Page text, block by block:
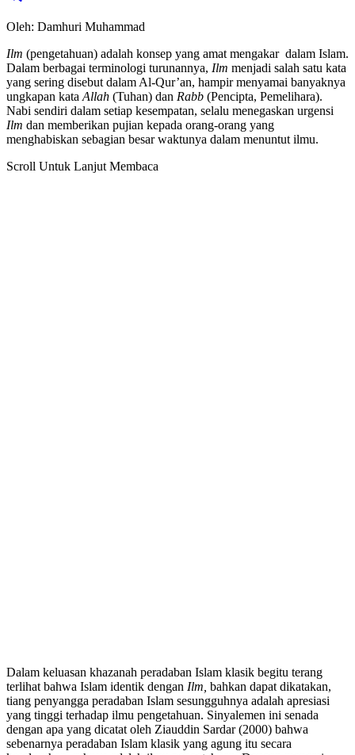
Oleh: Damhuri Muhammad
Ilm (pengetahuan) adalah konsep yang amat mengakar dalam Islam.
Dalam berbagai terminologi turunannya, Ilm menjadi salah satu kata
yang sering disebut dalam Al-Qur’an, hampir menyamai banyaknya
ungkapan kata Allah (Tuhan) dan Rabb (Pencipta, Pemelihara).
Nabi sendiri dalam setiap kesempatan, selalu menegaskan urgensi
Ilm dan memberikan pujian kepada orang-orang yang
menghabiskan sebagian besar waktunya dalam menuntut ilmu.
Scroll Untuk Lanjut Membaca
Dalam keluasan khazanah peradaban Islam klasik begitu terang
terlihat bahwa Islam identik dengan Ilm, bahkan dapat dikatakan,
tiang penyangga peradaban Islam sesungguhnya adalah apresiasi
yang tinggi terhadap ilmu pengetahuan. Sinyalemen ini senada
dengan apa yang dicatat oleh Ziauddin Sardar (2000) bahwa
sebenarnya peradaban Islam klasik yang agung itu secara